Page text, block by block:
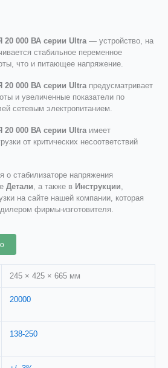
000 ВА серии Ultra — устройство, на
стабильное переменное
что и питающее напряжение.
000 ВА серии Ultra предусматривает
и увеличенные показатели по
сетевым электропитанием.
000 ВА серии Ultra имеет
от критических несоответствий
о стабилизаторе напряжения
Детали , а также в Инструкции
на сайте нашей компании, которая
фирмы-изготовителя.
245 × 425 × 665 мм
20000
138-250